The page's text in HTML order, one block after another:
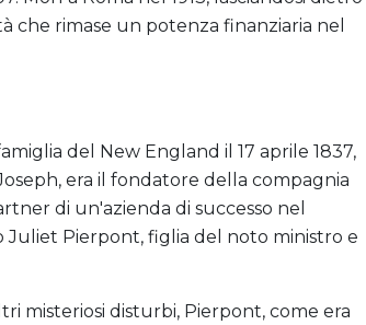
che rimase un potenza finanziaria nel
del New England il 17 aprile 1837,
era il fondatore della compagnia
di un'azienda di successo nel
Juliet Pierpont, figlia del noto ministro e
misteriosi disturbi, Pierpont, come era